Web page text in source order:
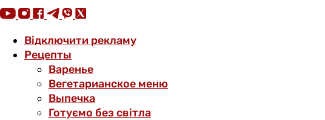
Відключити рекламу
Рецепты
Варенье
Вегетарианское меню
Выпечка
Готуємо без світла